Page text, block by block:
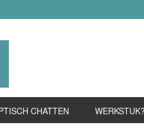
CHATTEN WERKSTUK?